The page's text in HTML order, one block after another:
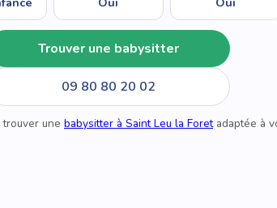
Trouver une babysitter
09 80 80 20 02
une babysitter à Saint Leu la Foretadaptée à